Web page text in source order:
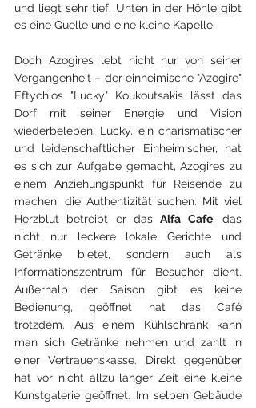
und liegt sehr tief. Unten in der Höhle gibt
es eine Quelle und eine kleine Kapelle.
Doch Azogires lebt nicht nur von seiner
Vergangenheit – der einheimische "Azogire"
Eftychios "Lucky" Koukoutsakis lässt das
Dorf mit seiner Energie und Vision
wiederbeleben. Lucky, ein charismatischer
und leidenschaftlicher Einheimischer, hat
es sich zur Aufgabe gemacht, Azogires zu
einem Anziehungspunkt für Reisende zu
machen, die Authentizität suchen. Mit viel
Herzblut betreibt er das Alfa Cafe, das
nicht nur leckere lokale Gerichte und
Getränke bietet, sondern auch als
Informationszentrum für Besucher dient.
Außerhalb der Saison gibt es keine
Bedienung, geöffnet hat das Café
trotzdem. Aus einem Kühlschrank kann
man sich Getränke nehmen und zahlt in
einer Vertrauenskasse. Direkt gegenüber
hat vor nicht allzu langer Zeit eine kleine
Kunstgalerie geöffnet. Im selben Gebäude